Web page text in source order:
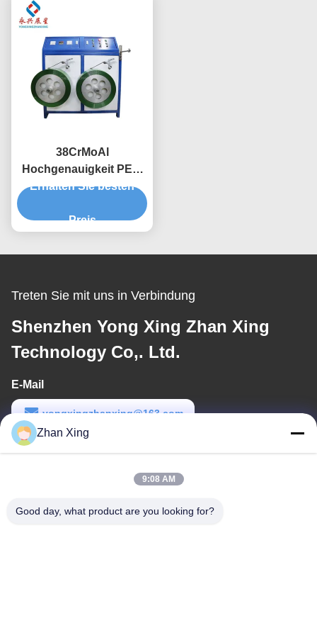
38CrMoAl
Hochgenauigkeit PET-
Streifen-
Streifen-
Erhalten Sie besten
Preis
Treten Sie mit uns in Verbindung
Shenzhen Yong Xing Zhan Xing
Technology Co,. Ltd.
E-Mail
yongxingzhanxing@163.com
Arbeitszeit
Zhan Xing
9:08 AM
Good day, what product are you looking for?